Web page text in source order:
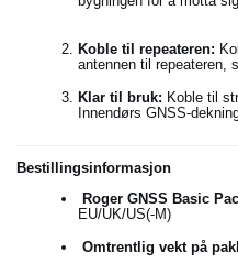
Koble til repeateren:
antennen til repeateren,
Klar til bruk: Koble til
Innendørs GNSS-
Bestillingsinformasjon
Roger GNSS Basic
EU/UK/US(-M)
Omtrentlig vekt på